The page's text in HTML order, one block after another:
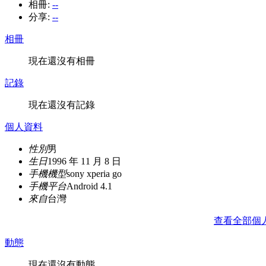
相冊: --
分享: --
相冊
現在還沒有相冊
記錄
現在還沒有記錄
個人資料
性別男
生日1996 年 11 月 8 日
手機機型sony xperia go
手機平台Android 4.1
來自台灣
查看全部個
動態